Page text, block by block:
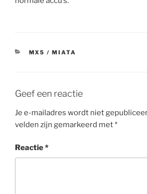
CATEGORIEËN
MX5 / MIATA
Geef een reactie
Je e-mailadres wordt niet
velden zijn gemarkeerd met*
Reactie*